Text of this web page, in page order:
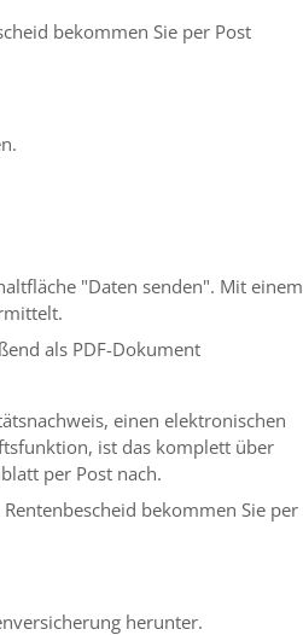
bekommen Sie per Post
"Daten senden". Mit einem
als PDF-Dokument
einen elektronischen
ist das komplett über
per Post nach.
bekommen Sie per
herunter.